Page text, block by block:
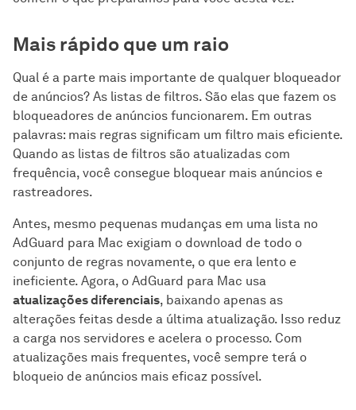
Mais rápido que um raio
Qual é a parte mais importante de qualquer bloqueador
de anúncios? As listas de filtros. São elas que fazem os
bloqueadores de anúncios funcionarem. Em outras
palavras: mais regras significam um filtro mais eficiente.
Quando as listas de filtros são atualizadas com
frequência, você consegue bloquear mais anúncios e
rastreadores.
Antes, mesmo pequenas mudanças em uma lista no
AdGuard para Mac exigiam o download de todo o
conjunto de regras novamente, o que era lento e
ineficiente. Agora, o AdGuard para Mac usa
atualizações diferenciais, baixando apenas as
alterações feitas desde a última atualização. Isso reduz
a carga nos servidores e acelera o processo. Com
atualizações mais frequentes, você sempre terá o
bloqueio de anúncios mais eficaz possível.